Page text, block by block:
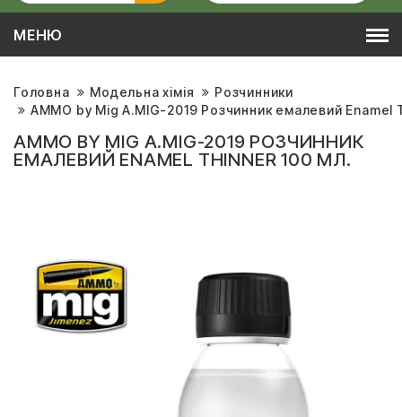
МЕНЮ
Головна Модельна хімія
Розчинники
AMMO by Mig A.MIG-2019 Розчинник емалевий Enamel
AMMO BY MIG A.MIG-2019 РОЗЧИННИК
ЕМАЛЕВИЙ ENAMEL THINNER 100 МЛ.